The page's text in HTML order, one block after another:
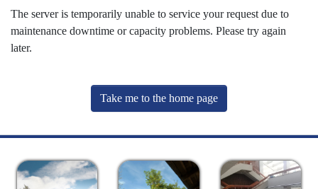
The server is temporarily unable to service your request due to
maintenance downtime or capacity problems. Please try again
later.
Take me to the home page